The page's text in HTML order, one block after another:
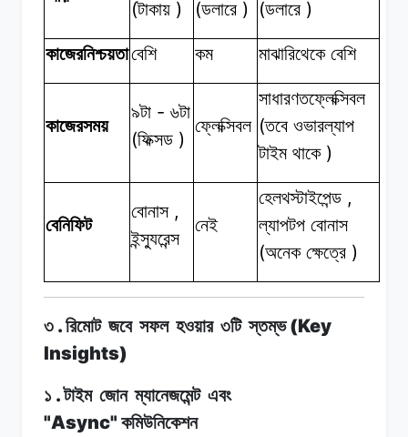
(টাকায় ) (ডলারে ) (ডলারে )
কাজেরনিশ্চয়তাবেশি কম মাঝারিথেকে বেশি
কাজেরসময়
৯টা - ৬টা
(ফিক্সড )
ফ্লেক্সিবল
সাধারণতফ্লেক্সিবল
(তবে ওভারল্যাপ
টাইম থাকে)
বেনিফিট
বোনাস,
ইন্স্যুরেন্স
নেই
হেলথস্টাইপেন্ড ,
ল্যাপটপ বোনাস
(অনেক ক্ষেত্রে )
৩ .রিমোট জবে সফল হওয়ার ৩টি স্তম্ভ(Key
Insights)
১ .টাইম জোন ম্যানেজমেন্ট এবং
"Async" কমিউনিকেশন